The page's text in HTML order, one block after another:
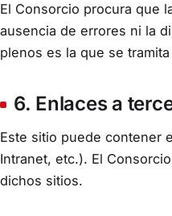
El Consorcio procura que
ausencia de errores ni la
plenos es la que se
6. Enlaces a
Este sitio puede contener
Intranet, etc.). El
dichos sitios.